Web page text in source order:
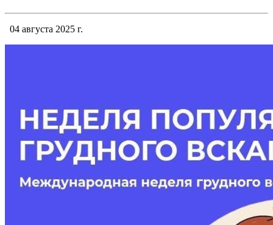
04 августа 2025 г.